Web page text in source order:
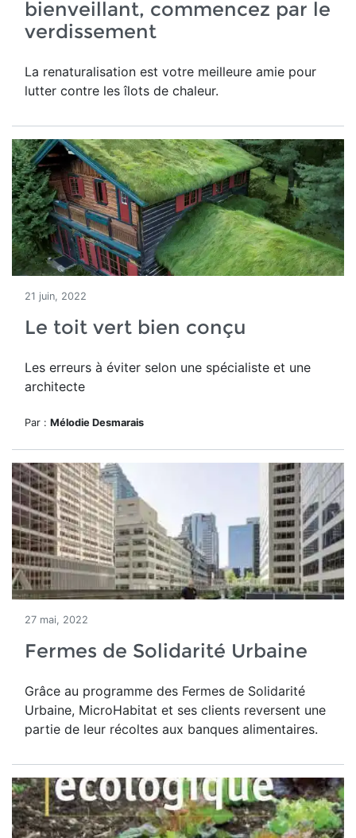
bienveillant, commencez par le
verdissement
La renaturalisation est votre meilleure amie pour
lutter contre les îlots de chaleur.
21 juin, 2022
Le toit vert bien conçu
Les erreurs à éviter selon une spécialiste et une
architecte
Par : Mélodie Desmarais
27 mai, 2022
Fermes de Solidarité Urbaine
Grâce au programme des Fermes de Solidarité
Urbaine, MicroHabitat et ses clients reversent une
partie de leur récoltes aux banques alimentaires.